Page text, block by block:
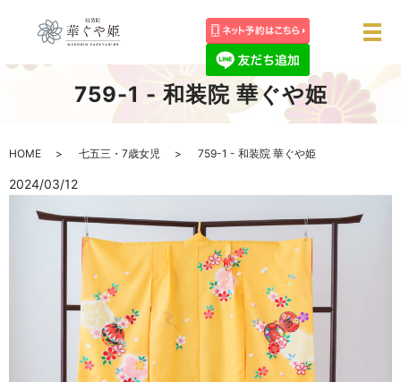
メ
759-1 - 和装院 華ぐや姫
HOME 七五三・7歳女児 759-1 - 和装院 華ぐや姫
2024/03/12